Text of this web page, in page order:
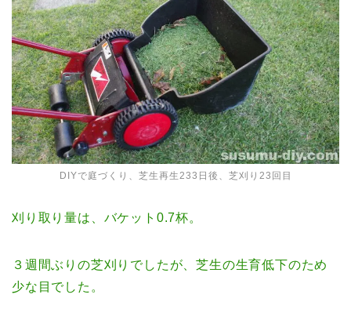
DIYで庭づくり、芝生再生233日後、芝刈り23回目
刈り取り量は、バケット0.7杯。
３週間ぶりの芝刈りでしたが、芝生の生育低下のため
少な目でした。